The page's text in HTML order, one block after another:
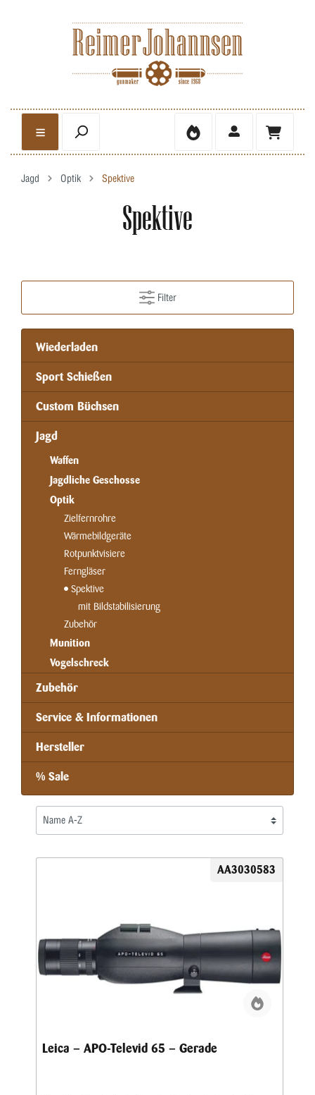
Jagd Optik Spektive
Spektive
Filter
Wiederladen
Sport Schießen
Custom Büchsen
Jagd
Waffen
Jagdliche Geschosse
Optik
Zielfernrohre
Wärmebildgeräte
Rotpunktvisiere
Ferngläser
Spektive
mit Bildstabilisierung
Zubehör
Munition
Vogelschreck
Zubehör
Service & Informationen
Hersteller
% Sale
AA3030583
Leica – APO-Televid 65 – Gerade